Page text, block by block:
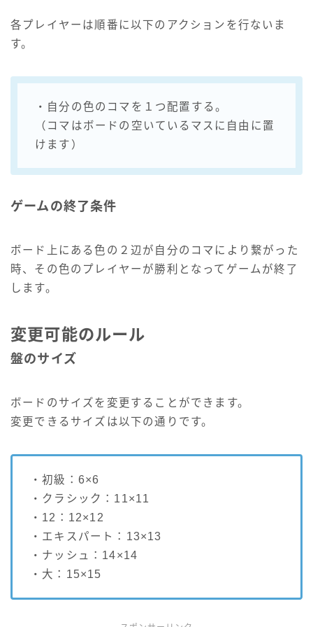
各プレイヤーは順番に以下のアクションを行ないま
す。
・自分の色のコマを１つ配置する。
（コマはボードの空いているマスに自由に置
けます）
ゲームの終了条件
ボード上にある色の２辺が自分のコマにより繋がった
時、その色のプレイヤーが勝利となってゲームが終了
します。
変更可能のルール
盤のサイズ
ボードのサイズを変更することができます。
変更できるサイズは以下の通りです。
・初級：6×6
・クラシック：11×11
・12：12×12
・エキスパート：13×13
・ナッシュ：14×14
・大：15×15